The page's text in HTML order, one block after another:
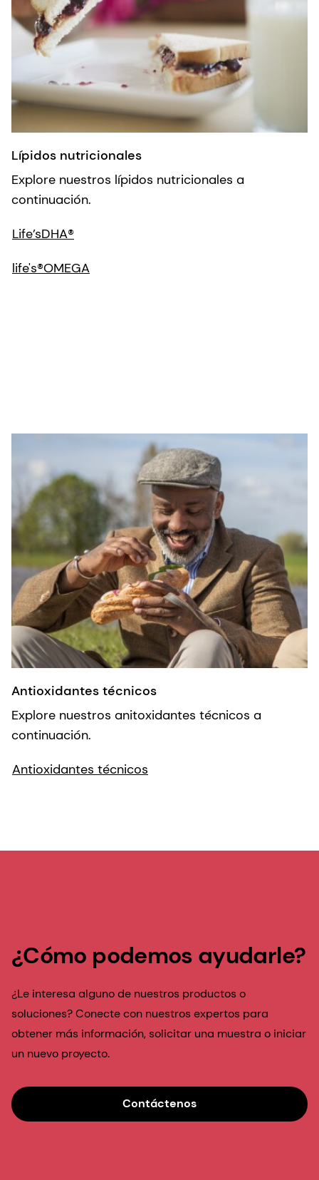
Lípidos nutricionales
Explore nuestros lípidos nutricionales a
continuación.
Life’sDHA®
life's®OMEGA
Antioxidantes técnicos
Explore nuestros anitoxidantes técnicos a
continuación.
Antioxidantes técnicos
¿Cómo podemos ayudarle?
¿Le interesa alguno de nuestros productos o
soluciones? Conecte con nuestros expertos para
obtener más información, solicitar una muestra o iniciar
un nuevo proyecto.
Contáctenos